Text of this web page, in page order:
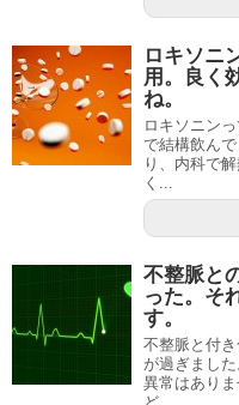
ロキソニ
用。良く
ね。
ロキソニン
で結構飲ん
り、内科で
く...
不整脈と
った。そ
す。
不整脈と付
が過ぎまし
異常はあり